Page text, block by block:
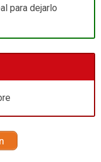
para dejarlo